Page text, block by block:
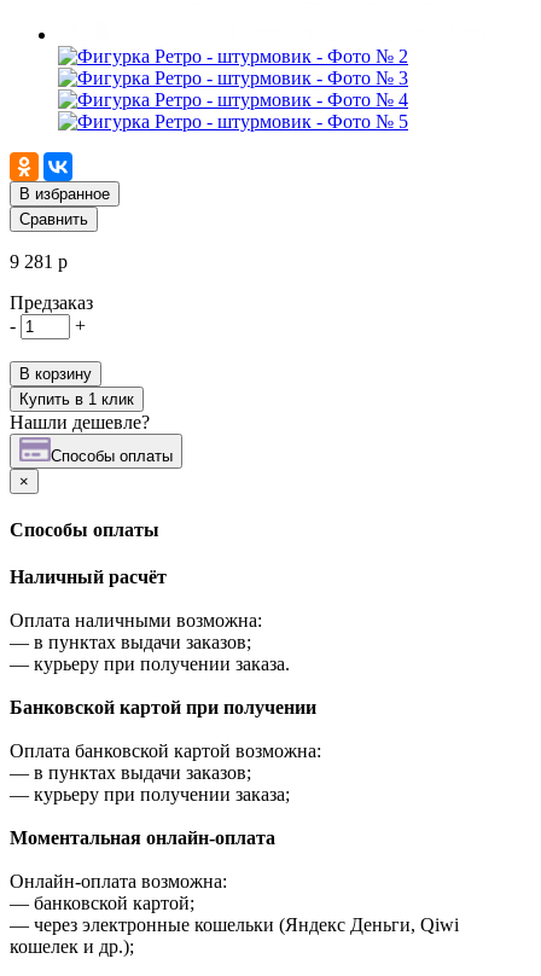
В избранное
Сравнить
9 281 р
Предзаказ
-
+
В корзину
Купить в 1 клик
Нашли дешевле?
Cпособы оплаты
×
Cпособы оплаты
Наличный расчёт
Оплата наличными возможна:
— в пунктах выдачи заказов;
— курьеру при получении заказа.
Банковской картой при получении
Оплата банковской картой возможна:
— в пунктах выдачи заказов;
— курьеру при получении заказа;
Моментальная онлайн-оплата
Онлайн-оплата возможна:
— банковской картой;
— через электронные кошельки (Яндекс Деньги, Qiwi
кошелек и др.);